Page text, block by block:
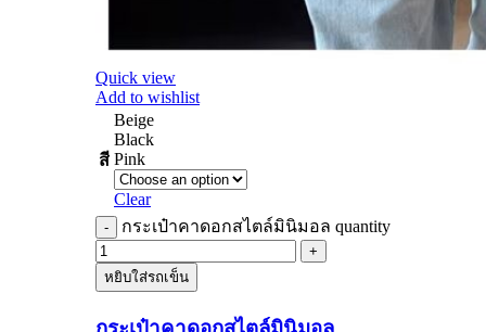
Quick view
Add to wishlist
สี
Beige
Black
Pink
Clear
กระเป๋าคาดอกสไตล์มินิมอล quantity
หยิบใส่รถเข็น